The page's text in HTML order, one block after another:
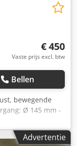
€ 450
Vaste prijs excl. btw
Bellen
bewegende
Ø 145 mm -
-
250 mm -
Advertentie